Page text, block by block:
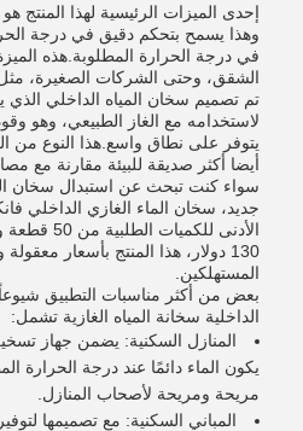
إحدى الميزات الرئيسية لهذا المنتج
وهذا يسمح بتحكم دقيق في درجة
في درجة الحرارة المطلوبة.هذه
الشقق، وحتى الشركات الصغيرة، مثل
تم تصميم سخان المياه الداخلي الذي
لاستخدامه مع الغاز الطبيعي، وهو
يتوفر على نطاق واسع.هذا النوع من
أيضا أكثر صديقة للبيئة مقارنة مع
سواء كنت تبحث عن استبدال سخان
جديد، سخان الماء الغازي الداخلي
130 دولار، هذا المنتج بأسعار
المستهلكين.
الداخلية سخانة المياه الغازية تشمل:
المنازل السكنية: يضمن جهاز
يكون الماء دائمًا عند درجة الحرارة
مريحة ومريحة لأصحاب المنازل.
المباني السكنية: مع تصميمها